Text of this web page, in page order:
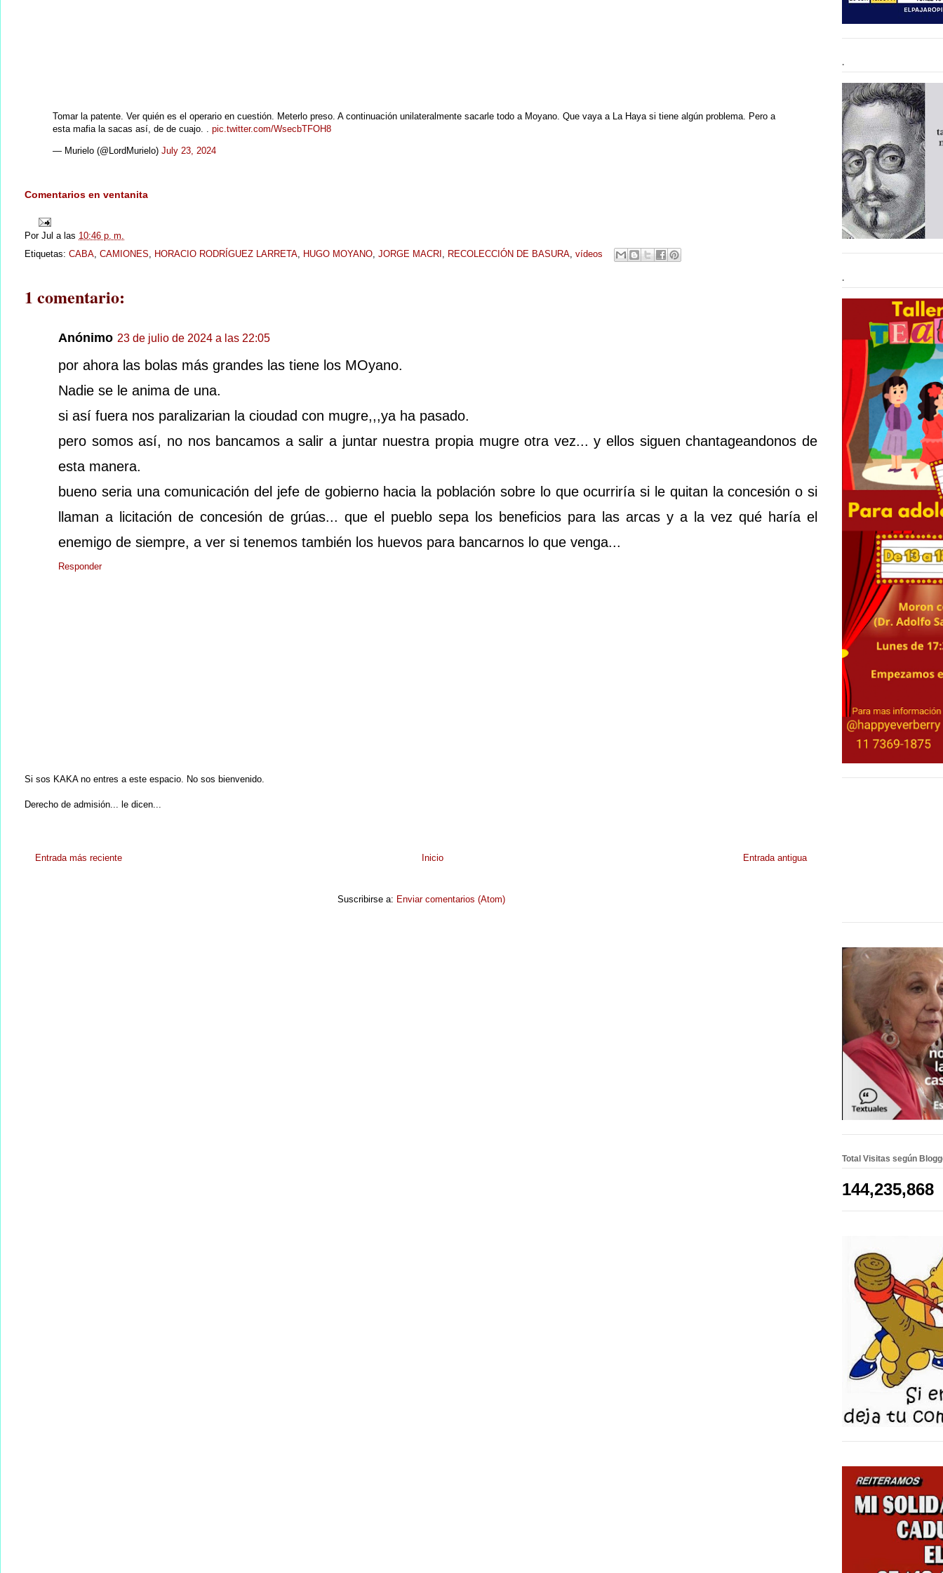
Tomar la patente. Ver quién es el operario en cuestión. Meterlo preso. A continuación unilateralmente sacarle todo a Moyano. Que vaya a La Haya si tiene algún problema. Pero a
esta mafia la sacas así, de de cuajo. . pic.twitter.com/WsecbTFOH8
— Murielo (@LordMurielo) July 23, 2024
Comentarios en ventanita
Por Jul a las 10:46 p. m.
Etiquetas: CABA CAMIONES HORACIO RODRÍGUEZ LARRETA HUGO MOYANO JORGE MACRI RECOLECCIÓN DE BASURA vídeos
1 comentario:
Anónimo 23 de julio de 2024 a las 22:05
por ahora las bolas más grandes las tiene los MOyano.
Nadie se le anima de una.
si así fuera nos paralizarian la cioudad con mugre,,,ya ha pasado.
pero somos así, no nos bancamos a salir a juntar nuestra propia mugre otra vez... y ellos siguen chantageandonos de
esta manera.
bueno seria una comunicación del jefe de gobierno hacia la población sobre lo que ocurriría si le quitan la concesión o si
llaman a licitación de concesión de grúas... que el pueblo sepa los beneficios para las arcas y a la vez qué haría el
enemigo de siempre, a ver si tenemos también los huevos para bancarnos lo que venga...
Responder
Si sos KAKA no entres a este espacio. No sos bienvenido.
Derecho de admisión... le dicen...
Entrada más reciente Entrada antigua
Inicio
Suscribirse a: Enviar comentarios (Atom)
.
.
Total Visitas según
144,235,868